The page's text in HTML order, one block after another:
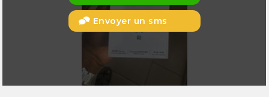
Envoyer un sms